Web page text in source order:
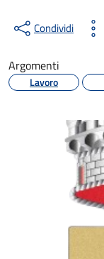
Condividi
Argomenti
Lavoro